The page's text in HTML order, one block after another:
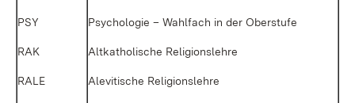
PSY Psy­cho­lo­gie – Wahl­fach in der Ober­stu­fe
RAK Alt­ka­tho­li­sche Re­li­gi­ons­leh­re
RA­LE Ale­vi­ti­sche Re­li­gi­ons­leh­re